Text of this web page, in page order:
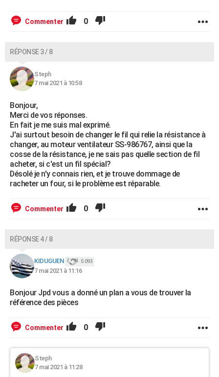
Commenter 0
RÉPONSE 3 / 8
Steph
7 mai 2021 à 10:58
Bonjour,
Merci de vos réponses.
En fait je me suis mal exprimé.
J'ai surtout besoin de changer le fil qui relie la résistance à
changer, au moteur ventilateur SS-986767, ainsi que la
cosse de la résistance, je ne sais pas quelle section de fil
acheter, si c'est un fil spécial?
Désolé je n'y connais rien, et je trouve dommage de
racheter un four, si le problème est réparable.
Commenter 0
RÉPONSE 4 / 8
KIDUGUEN 5 093
7 mai 2021 à 11:16
Bonjour Jpd vous a donné un plan a vous de trouver la
référence des pièces
Commenter 0
Steph
7 mai 2021 à 11:28